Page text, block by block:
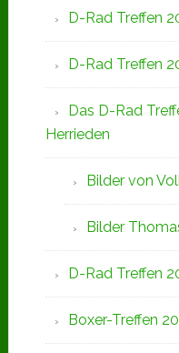
D-Rad Treffen
D-Rad Treffen
Das D-Rad
Herrieden
Bilder von
Bilder
D-Rad Treffen
Boxer-Treffen